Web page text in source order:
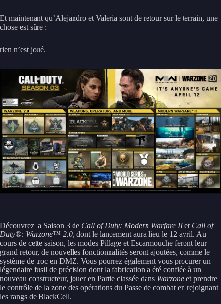
Et maintenant qu’Alejandro et Valeria sont de retour sur le terrain, une
chose est sûre :
rien n’est joué.
Découvrez la Saison 3 de Call of Duty: Modern Warfare IIet Call of
Duty®: Warzone™ 2.0, dont le lancement aura lieu le 12 avril. Au
cours de cette saison, les modes Pillage et Escarmouche feront leur
grand retour, de nouvelles fonctionnalités seront ajoutées, comme le
système de troc en DMZ. Vous pourrez également vous procurer un
légendaire fusil de précision dont la fabrication a été confiée à un
nouveau constructeur, jouer en Partie classée dans Warzone et prendre
le contrôle de la zone des opérations du Passe de combat en rejoignant
les rangs de BlackCell.